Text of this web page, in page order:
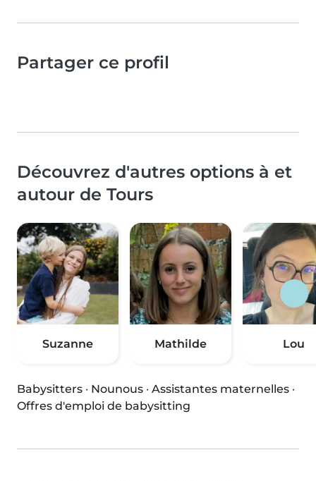
Partager ce profil
Découvrez d'autres options à et
autour de Tours
Suzanne Mathilde Lou
Babysitters · Nounous · Assistantes maternelles ·
Offres d'emploi de babysitting